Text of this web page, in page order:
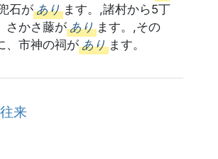
石が あり ます。,諸村から5丁
さかさ藤が あり ます。,その
、市神の祠があり ます。
来